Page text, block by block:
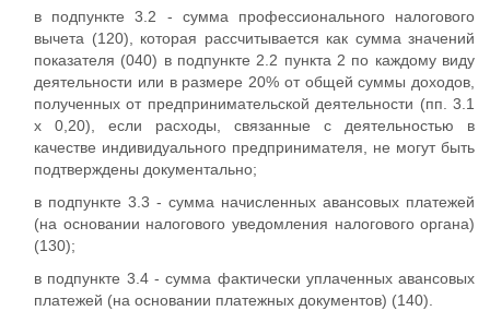
в подпункте 3.2 - сумма профессионального налогового
вычета (120), которая рассчитывается как сумма значений
показателя (040) в подпункте 2.2 пункта 2 по каждому виду
деятельности или в размере 20% от общей суммы доходов,
полученных от предпринимательской деятельности (пп. 3.1
x 0,20), если расходы, связанные с деятельностью в
качестве индивидуального предпринимателя, не могут быть
подтверждены документально;
в подпункте 3.3 - сумма начисленных авансовых платежей
(на основании налогового уведомления налогового органа)
(130);
в подпункте 3.4 - сумма фактически уплаченных авансовых
платежей (на основании платежных документов) (140).